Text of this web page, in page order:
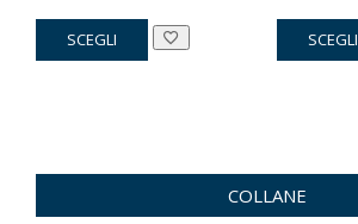
prezzo:
€250.00
SCEGLI
Questo
prodotto
Le
opzioni
SCEGLI
COLLANE